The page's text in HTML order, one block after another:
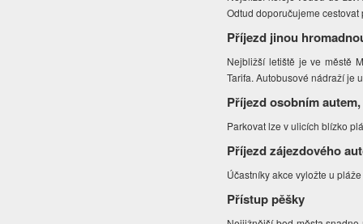
Odtud doporučujeme
Příjezd jinou
Nejbližší letiště je ve městě
Tarifa. Autobusové nádraží je
Příjezd osobním
Parkovat lze v ulicích blízko
Příjezd zájezdového
Účastníky akce vyložte u
Přístup pěšky